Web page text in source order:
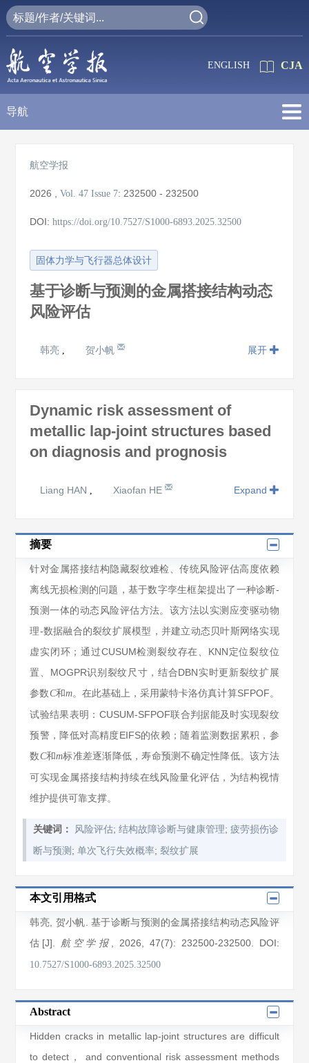
CJA
ENGLISH
导航
航空学报
2026 ,Vol. 47 Issue 7: 232500 - 232500
DOI:https://doi.org/10.7527/S1000-6893.2025.32500
固体力学与飞行器总体设计
基于诊断与预测的金属搭接结构动态
风险评估
韩亮 , 贺小帆 展开
Dynamic risk assessment of
metallic lap-joint structures based
on diagnosis and prognosis
Liang HAN , Xiaofan HE Expand
摘要
针对金属搭接结构隐藏裂纹难检、传统风险评估高度依赖
离线无损检测的问题，基于数字孪生框架提出了一种诊断-
预测一体的动态风险评估方法。该方法以实测应变驱动物
理-数据融合的裂纹扩展模型，并建立动态贝叶斯网络实现
虚实闭环；通过CUSUM检测裂纹存在、KNN定位裂纹位
置、MOGPR识别裂纹尺寸，结合DBN实时更新裂纹扩展
参数C和m。在此基础上，采用蒙特卡洛仿真计算SFPOF。
试验结果表明：CUSUM-SFPOF联合判据能及时实现裂纹
预警，降低对高精度EIFS的依赖；随着监测数据累积，参
数C和m标准差逐渐降低，寿命预测不确定性降低。该方法
可实现金属搭接结构持续在线风险量化评估，为结构视情
维护提供可靠支撑。
关键词： 风险评估;结构故障诊断与健康管理;疲劳损伤诊
断与预测 ;单次飞行失效概率; 裂纹扩展
本文引用格式
韩亮 贺小帆 . 基于诊断与预测的金属搭接结构动态风险评
估[J]. 航空学报 , 2026 , 47(7): 232500-232500. DOI:
10.7527/S1000-6893.2025.32500
Abstract
Hidden cracks in metallic lap-joint structures are difficult
to detect， and conventional risk assessment methods